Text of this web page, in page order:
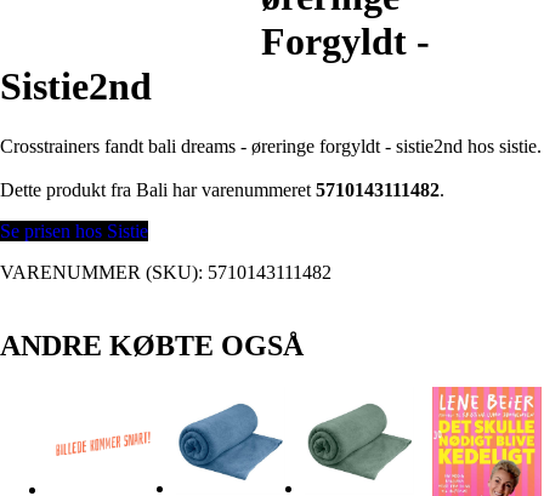
Forgyldt -
Sistie2nd
Crosstrainers fandt bali dreams - øreringe forgyldt - sistie2nd hos sistie.
Dette produkt fra Bali har varenummeret 5710143111482.
Se prisen hos Sistie
VARENUMMER (SKU): 5710143111482
ANDRE KØBTE OGSÅ